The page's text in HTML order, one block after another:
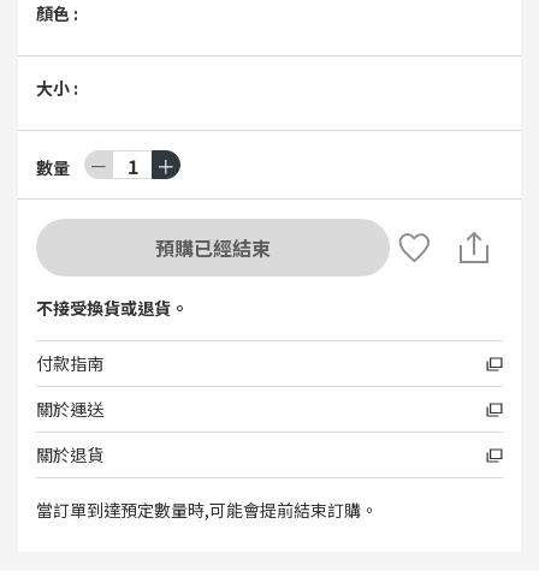
顏色 :
大小 :
數量 － 1 ＋
預購已經結束
不接受換貨或退貨。
付款指南
關於運送
關於退貨
當訂單到達預定數量時,可能會提前結束訂購。